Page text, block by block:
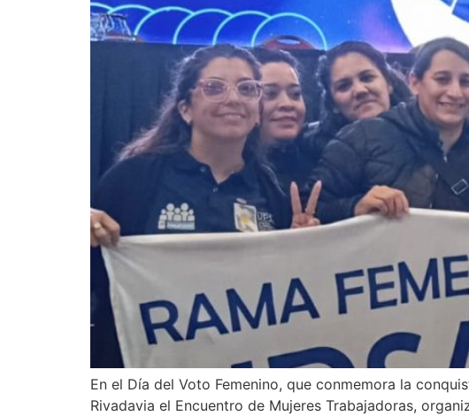
En el Día del Voto Femenino, que conmemora la
Rivadavia el Encuentro de Mujeres Trabajadoras,